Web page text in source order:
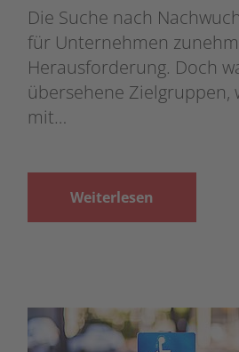
Die Suche nach
für Unternehmen
Herausforderung. Doch
übersehene Zielgruppen,
mit…
Weiterlesen